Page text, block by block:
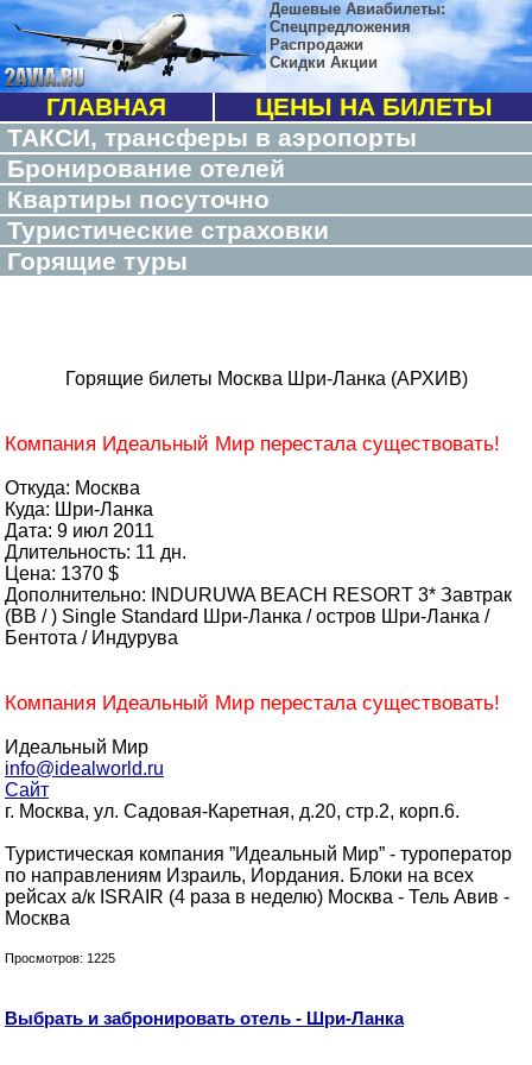
Дешевые Авиабилеты:
Спецпредложения
Распродажи
Скидки Акции
ГЛАВНАЯ
ЦЕНЫ НА БИЛЕТЫ
ТАКСИ, трансферы в аэропорты
Бронирование отелей
Квартиры посуточно
Туристические страховки
Горящие туры
Горящие билеты Москва Шри-Ланка (АРХИВ)
Компания Идеальный Мир перестала существовать!
Откуда: Москва
Куда: Шри-Ланка
Дата: 9 июл 2011
Длительность: 11 дн.
Цена: 1370 $
Дополнительно: INDURUWA BEACH RESORT 3* Завтрак
(BB / ) Single Standard Шри-Ланка / остров Шри-Ланка /
Бентота / Индурува
Компания Идеальный Мир перестала существовать!
Идеальный Мир
info@idealworld.ru
Сайт
г. Москва, ул. Садовая-Каретная, д.20, стр.2, корп.6.
Туристическая компания ”Идеальный Мир” - туроператор
по направлениям Израиль, Иордания. Блоки на всех
рейсах а/к ISRAIR (4 раза в неделю) Москва - Тель Авив -
Москва
Просмотров: 1225
Выбрать и забронировать отель - Шри-Ланка